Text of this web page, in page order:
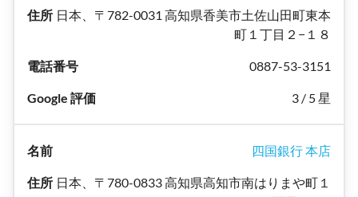
日本、〒782-0031 高知県香美市土佐山田町東本
町１丁目２−１８
0887-53-3151
3 / 5 星
四国銀行 本店
日本、〒780-0833 高知県高知市南はりまや町１